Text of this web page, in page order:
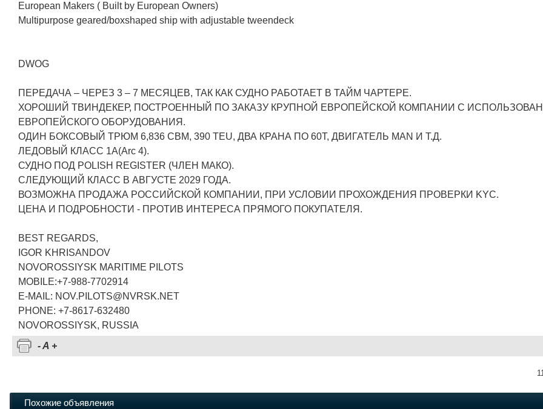
European Makers ( Built by European Owners)
Multipurpose geared/boxshaped ship with adjustable tweendeck
DWOG
ПЕРЕДАЧА – ЧЕРЕЗ 3 – 7 МЕСЯЦЕВ, ТАК КАК СУДНО РАБОТАЕТ В ТАЙМ ЧАРТЕРЕ.
ХОРОШИЙ ТВИНДЕКЕР, ПОСТРОЕННЫЙ ПО ЗАКАЗУ КРУПНОЙ ЕВРОПЕЙСКОЙ КОМПАНИИ С
ЕВРОПЕЙСКОГО ОБОРУДОВАНИЯ.
ОДИН БОКСОВЫЙ ТРЮМ 6,836 CBM, 390 TEU, ДВА КРАНА ПО 60Т, ДВИГАТЕЛЬ MAN И Т.Д.
ЛЕДОВЫЙ КЛАСС 1А(Arc 4).
СУДНО ПОД POLISH REGISTER (ЧЛЕН МАКО).
CЛЕДУЮЩИЙ КЛАСС В АВГУСТЕ 2029 ГОДА.
ВОЗМОЖНА ПРОДАЖА РОССИЙСКОЙ КОМПАНИИ, ПРИ УСЛОВИИ ПРОХОЖДЕНИЯ ПРОВЕРКИ KYC.
ЦЕНА И ПОДРОБНОСТИ - ПРОТИВ ИНТЕРЕСА ПРЯМОГО ПОКУПАТЕЛЯ.
BEST REGARDS,
IGOR KHRISANDOV
NOVOROSSIYSK MARITIME PILOTS
MOBILE:+7-988-7702914
E-MAIL: NOV.PILOTS@NVRSK.NET
PHONE: +7-8617-632480
NOVOROSSIYSK, RUSSIA
-A +
Похожие объявления